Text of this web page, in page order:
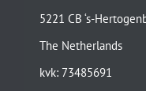
5221 CB ‘s-
The Netherlands
kvk: 73485691